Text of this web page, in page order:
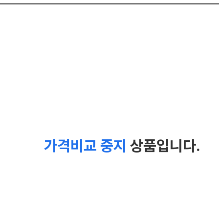
가격비교 중지 상품입니다.